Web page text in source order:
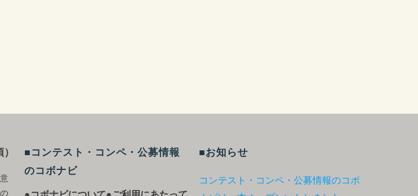
■コンテスト・コンペ・公募情報
のコボナビ
■お知らせ
コンテスト・コンペ・公募情報のコボ